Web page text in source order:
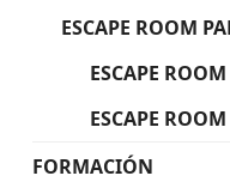
ESCAPE ROOM
ESCAPE
ESCAPE
FORMACIÓN